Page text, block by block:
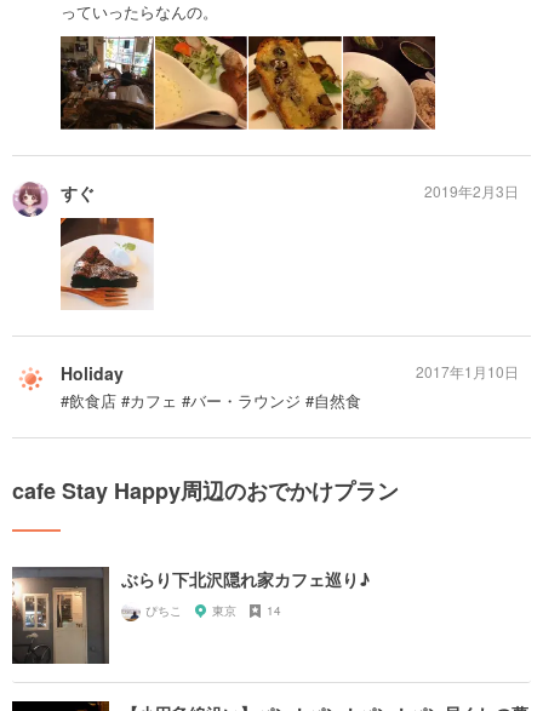
っていったらなんの。
すぐ 2019年2月3日
Holiday
#飲食店 #カフェ #バー・ラウンジ #自然食
2017年1月10日
cafe Stay Happy周辺のおでかけプラン
ぶらり下北沢隠れ家カフェ巡り♪
ぴちこ 東京 14